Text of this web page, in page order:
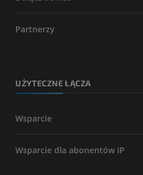
Partnerzy
UŻYTECZNE ŁĄCZA
Wsparcie
Wsparcie dla abonentów IP